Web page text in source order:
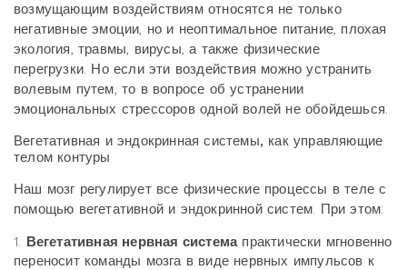
возмущающим воздействиям относятся не только
негативные эмоции, но и неоптимальное питание, плохая
экология, травмы, вирусы, а также физические
перегрузки. Но если эти воздействия можно устранить
волевым путем, то в вопросе об устранении
эмоциональных стрессоров одной волей не обойдешься.
Вегетативная и эндокринная системы, как управляющие
телом контуры
Наш мозг регулирует все физические процессы в теле с
помощью вегетативной и эндокринной систем. При этом:
1. Вегетативная нервная системапрактически мгновенно
переносит команды мозга в виде нервных импульсов к